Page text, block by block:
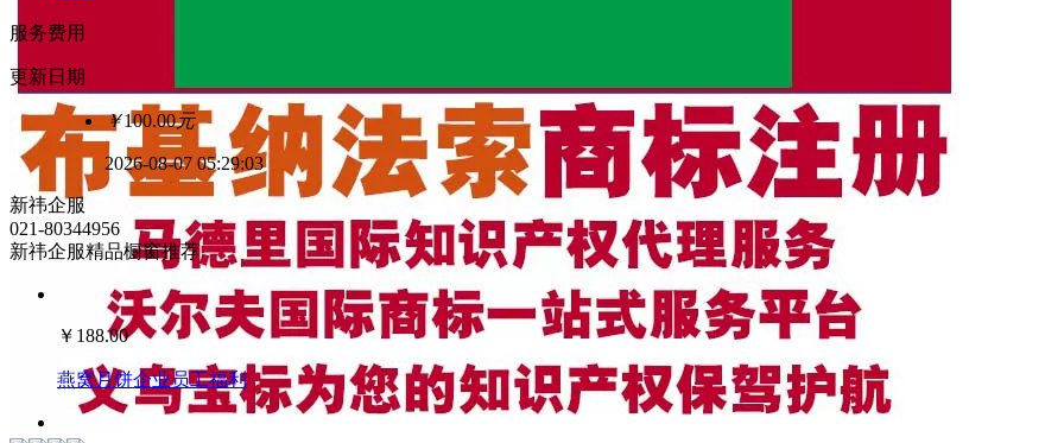
服务费用
更新日期
￥100.00元
2026-08-07 05:29:03
新祎企服
021-80344956
新祎企服精品橱窗推荐
￥ 188.00
燕窝月饼企业员工福利